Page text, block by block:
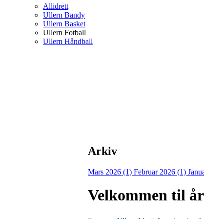
Allidrett
Ullern Bandy
Ullern Basket
Ullern Fotball
Ullern Håndball
Arkiv
Mars 2026 (1) Februar 2026 (1)
Velkommen til